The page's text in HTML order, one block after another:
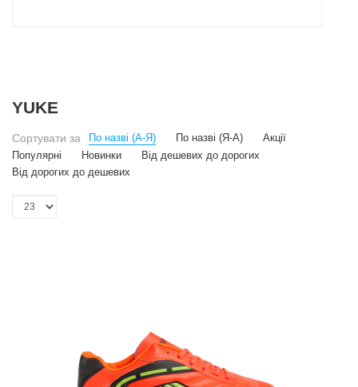
YUKE
Сортувати за По назві (А-Я) По назві (Я-А)
Акції
Популярні
Новинки
Від дешевих до дорогих
Від дорогих до дешевих